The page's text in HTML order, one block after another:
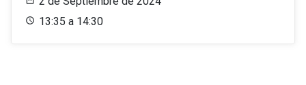
13:35 a 14:30